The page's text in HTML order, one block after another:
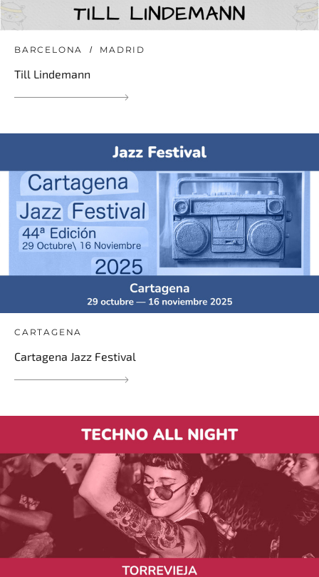
BARCELONA MADRID
Till Lindemann
CARTAGENA
Cartagena Jazz Festival